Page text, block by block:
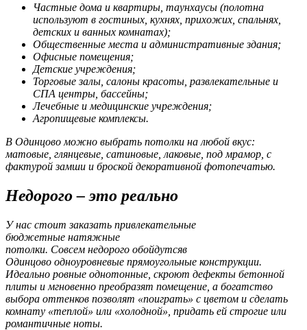
Частные дома и квартиры, таунхаусы (полотна
используют в гостиных, кухнях, прихожих, спальнях,
детских и ванных комнатах);
Общественные места и административные здания;
Офисные помещения;
Детские учреждения;
Торговые залы, салоны красоты, развлекательные и
СПА центры, бассейны;
Лечебные и медицинские учреждения;
Агропищевые комплексы.
В Одинцово можно выбрать потолки на любой вкус:
матовые, глянцевые, сатиновые, лаковые, под мрамор, с
фактурой замши и броской декоративной фотопечатью.
Недорого – это реально
У нас стоит заказать привлекательные
бюджетные натяжные
потолки. Совсем недорого обойдутсяв
Одинцово одноуровневые прямоугольные конструкции.
Идеально ровные однотонные, скроют дефекты бетонной
плиты и мгновенно преобразят помещение, а богатство
выбора оттенков позволят «поиграть» с цветом и сделать
комнату «теплой» или «холодной», придать ей строгие или
романтичные ноты.